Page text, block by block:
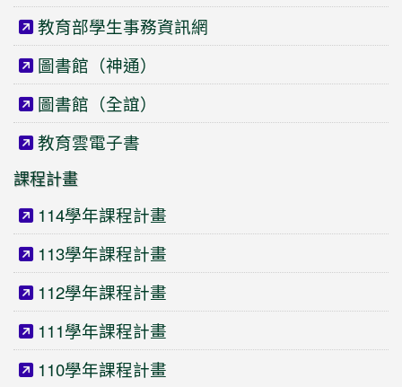
教育部學生事務資訊網
圖書館（神通）
圖書館（全誼）
教育雲電子書
課程計畫
114學年課程計畫
113學年課程計畫
112學年課程計畫
111學年課程計畫
110學年課程計畫